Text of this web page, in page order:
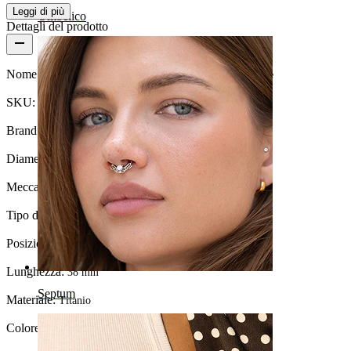
Ombelico
Septum
Leggi di più
Dettagli del prodotto
Nome:Barra industrial in titanio con pietre taglio marquise
SKU:Barbell-205
Brand:Bodymod Premium
Diametro del filo: 1.6 mm
Meccanismo di chiusura:Filettatura interna
Tipo di gioiello: Barbell
Posizione: Industrial
Lunghezza:38 mm
Materiale:Titanio
Colore della pietra:Trasparente